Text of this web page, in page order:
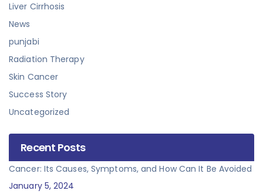
Liver Cirrhosis
News
punjabi
Radiation Therapy
Skin Cancer
Success Story
Uncategorized
Recent Posts
Cancer: Its Causes, Symptoms, and How Can It Be Avoided
January 5, 2024